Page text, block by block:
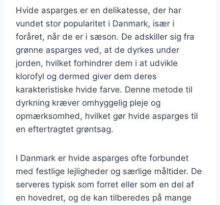
Hvide asparges er en delikatesse, der har
vundet stor popularitet i Danmark, især i
foråret, når de er i sæson. De adskiller sig fra
grønne asparges ved, at de dyrkes under
jorden, hvilket forhindrer dem i at udvikle
klorofyl og dermed giver dem deres
karakteristiske hvide farve. Denne metode til
dyrkning kræver omhyggelig pleje og
opmærksomhed, hvilket gør hvide asparges til
en eftertragtet grøntsag.
I Danmark er hvide asparges ofte forbundet
med festlige lejligheder og særlige måltider. De
serveres typisk som forret eller som en del af
en hovedret, og de kan tilberedes på mange